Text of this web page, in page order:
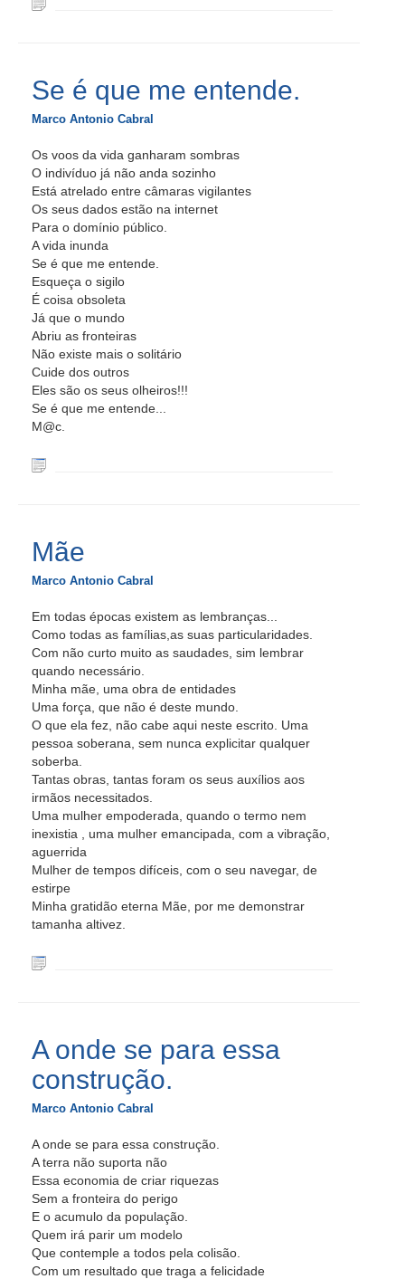
Se é que me entende.
Marco Antonio Cabral
Os voos da vida ganharam sombras
O indivíduo já não anda sozinho
Está atrelado entre câmaras vigilantes
Os seus dados estão na internet
Para o domínio público.
A vida inunda
Se é que me entende.
Esqueça o sigilo
É coisa obsoleta
Já que o mundo
Abriu as fronteiras
Não existe mais o solitário
Cuide dos outros
Eles são os seus olheiros!!!
Se é que me entende...
M@c.
Mãe
Marco Antonio Cabral
Em todas épocas existem as lembranças...
Como todas as famílias,as suas particularidades.
Com não curto muito as saudades, sim lembrar
quando necessário.
Minha mãe, uma obra de entidades
Uma força, que não é deste mundo.
O que ela fez, não cabe aqui neste escrito. Uma
pessoa soberana, sem nunca explicitar qualquer
soberba.
Tantas obras, tantas foram os seus auxílios aos
irmãos necessitados.
Uma mulher empoderada, quando o termo nem
inexistia , uma mulher emancipada, com a vibração,
aguerrida
Mulher de tempos difíceis, com o seu navegar, de
estirpe
Minha gratidão eterna Mãe, por me demonstrar
tamanha altivez.
A onde se para essa
construção.
Marco Antonio Cabral
A onde se para essa construção.
A terra não suporta não
Essa economia de criar riquezas
Sem a fronteira do perigo
E o acumulo da população.
Quem irá parir um modelo
Que contemple a todos pela colisão.
Com um resultado que traga a felicidade